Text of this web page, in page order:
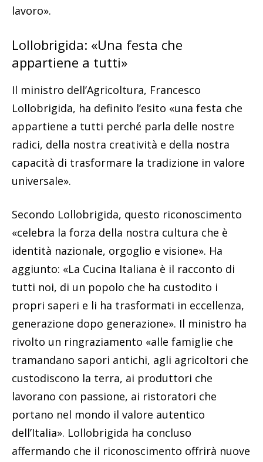
lavoro».
Lollobrigida: «Una festa che
appartiene a tutti»
Il ministro dell’Agricoltura, Francesco
Lollobrigida, ha definito l’esito «una festa che
appartiene a tutti perché parla delle nostre
radici, della nostra creatività e della nostra
capacità di trasformare la tradizione in valore
universale».
Secondo Lollobrigida, questo riconoscimento
«celebra la forza della nostra cultura che è
identità nazionale, orgoglio e visione». Ha
aggiunto: «La Cucina Italiana è il racconto di
tutti noi, di un popolo che ha custodito i
propri saperi e li ha trasformati in eccellenza,
generazione dopo generazione». Il ministro ha
rivolto un ringraziamento «alle famiglie che
tramandano sapori antichi, agli agricoltori che
custodiscono la terra, ai produttori che
lavorano con passione, ai ristoratori che
portano nel mondo il valore autentico
dell’Italia». Lollobrigida ha concluso
affermando che il riconoscimento offrirà nuove